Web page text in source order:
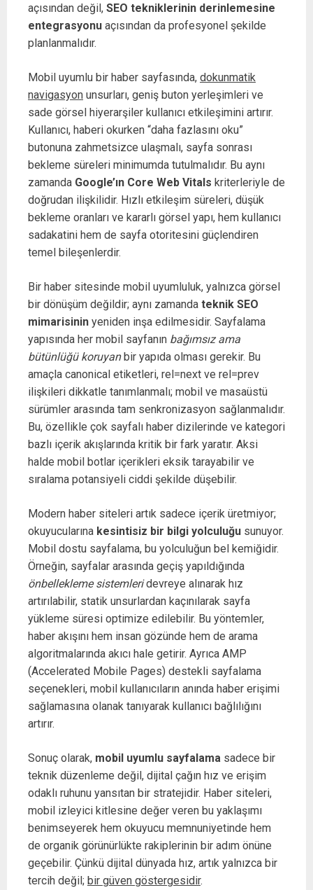
açısından değil, SEO tekniklerinin derinlemesine
entegrasyonu açısından da profesyonel şekilde
planlanmalıdır.
Mobil uyumlu bir haber sayfasında, dokunmatik
navigasyon unsurları, geniş buton yerleşimleri ve
sade görsel hiyerarşiler kullanıcı etkileşimini artırır.
Kullanıcı, haberi okurken “daha fazlasını oku”
butonuna zahmetsizce ulaşmalı, sayfa sonrası
bekleme süreleri minimumda tutulmalıdır. Bu aynı
zamanda Google’ın Core Web Vitals kriterleriyle de
doğrudan ilişkilidir. Hızlı etkileşim süreleri, düşük
bekleme oranları ve kararlı görsel yapı, hem kullanıcı
sadakatini hem de sayfa otoritesini güçlendiren
temel bileşenlerdir.
Bir haber sitesinde mobil uyumluluk, yalnızca görsel
bir dönüşüm değildir; aynı zamanda teknik SEO
mimarisinin yeniden inşa edilmesidir. Sayfalama
yapısında her mobil sayfanın bağımsız ama
bütünlüğü koruyanbir yapıda olması gerekir. Bu
amaçla canonical etiketleri, rel=next ve rel=prev
ilişkileri dikkatle tanımlanmalı; mobil ve masaüstü
sürümler arasında tam senkronizasyon sağlanmalıdır.
Bu, özellikle çok sayfalı haber dizilerinde ve kategori
bazlı içerik akışlarında kritik bir fark yaratır. Aksi
halde mobil botlar içerikleri eksik tarayabilir ve
sıralama potansiyeli ciddi şekilde düşebilir.
Modern haber siteleri artık sadece içerik üretmiyor;
okuyucularına kesintisiz bir bilgi yolculuğu sunuyor.
Mobil dostu sayfalama, bu yolculuğun bel kemiğidir.
Örneğin, sayfalar arasında geçiş yapıldığında
önbellekleme sistemleridevreye alınarak hız
artırılabilir, statik unsurlardan kaçınılarak sayfa
yükleme süresi optimize edilebilir. Bu yöntemler,
haber akışını hem insan gözünde hem de arama
algoritmalarında akıcı hale getirir. Ayrıca AMP
(Accelerated Mobile Pages) destekli sayfalama
seçenekleri, mobil kullanıcıların anında haber erişimi
sağlamasına olanak tanıyarak kullanıcı bağlılığını
artırır.
Sonuç olarak, mobil uyumlu sayfalama sadece bir
teknik düzenleme değil, dijital çağın hız ve erişim
odaklı ruhunu yansıtan bir stratejidir. Haber siteleri,
mobil izleyici kitlesine değer veren bu yaklaşımı
benimseyerek hem okuyucu memnuniyetinde hem
de organik görünürlükte rakiplerinin bir adım önüne
geçebilir. Çünkü dijital dünyada hız, artık yalnızca bir
tercih değil; bir güven göstergesidir.